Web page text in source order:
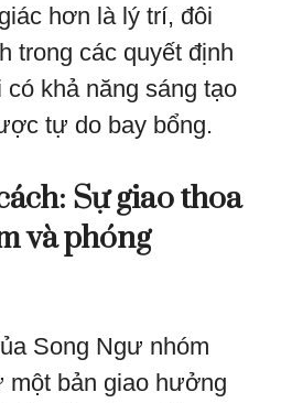
hơn là lý trí, đôi
trong các quyết định
khả năng sáng tạo
tự do bay bổng.
Sự giao thoa
và phóng
Song Ngư nhóm
một bản giao hưởng